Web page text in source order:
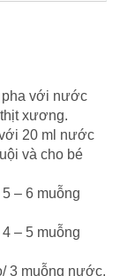
pha với nước
xương.
20 ml nước
và cho bé
– 6 muỗng
– 5 muỗng
3 muỗng nước.